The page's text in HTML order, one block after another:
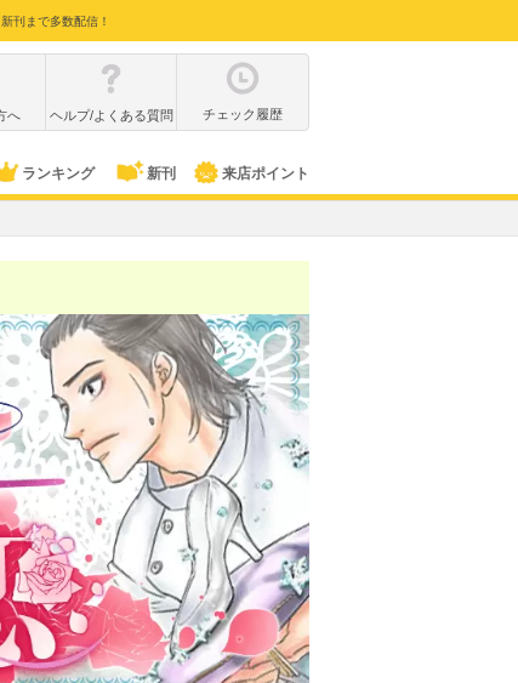
刊まで多数配信！
へ ヘルプ/よくある質問 チェック履歴
ランキング 新刊 来店ポイント